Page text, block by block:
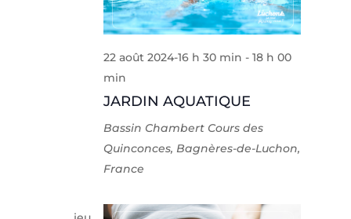
JARDIN AQUATIQUE
22 août 2024-16 h 30 min -18 h 00
min
Bassin Chambert Cours des
Quinconces, Bagnères-de-Luchon,
France